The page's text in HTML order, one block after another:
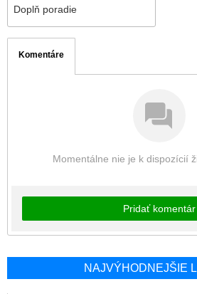
NAJVÝHODNEJŠIE
Doplň poradie
Komentáre
Momentálne nie je k dispozícií
Pridať komentár